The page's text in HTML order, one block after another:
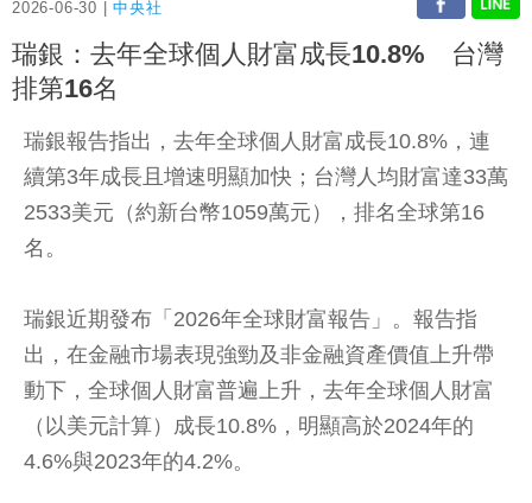
2026-06-30 |中央社
瑞銀：去年全球個人財富成長10.8% 台灣
排第16名
瑞銀報告指出，去年全球個人財富成長10.8%，連
續第3年成長且增速明顯加快；台灣人均財富達33萬
2533美元（約新台幣1059萬元），排名全球第16
名。
瑞銀近期發布「2026年全球財富報告」。報告指
出，在金融市場表現強勁及非金融資產價值上升帶
動下，全球個人財富普遍上升，去年全球個人財富
（以美元計算）成長10.8%，明顯高於2024年的
4.6%與2023年的4.2%。